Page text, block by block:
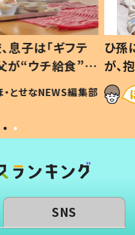
子は「ギフテ
“ウチ給食”を
は #令和の親
とせなNEWS編集部
ひ孫
が、抱
「涙
い」
SNS